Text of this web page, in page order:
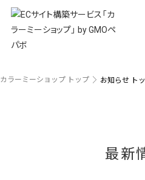
カラーミーショップ トップ お知らせ ト
最新